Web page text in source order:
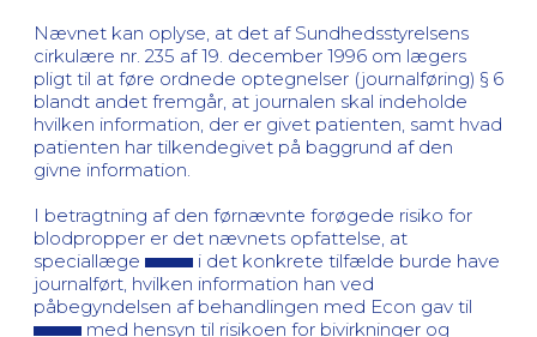
Nævnet kan oplyse, at det af Sundhedsstyrelsens
cirkulære nr. 235 af 19. december 1996 om lægers
pligt til at føre ordnede optegnelser (journalføring) § 6
blandt andet fremgår, at journalen skal indeholde
hvilken information, der er givet patienten, samt hvad
patienten har tilkendegivet på baggrund af den
givne information.
I betragtning af den førnævnte forøgede risiko for
blodpropper er det nævnets opfattelse, at
speciallæge
i det konkrete tilfælde burde have
journalført, hvilken information han ved
påbegyndelsen af behandlingen med Econ gav til
med hensyn til risikoen for bivirkninger og